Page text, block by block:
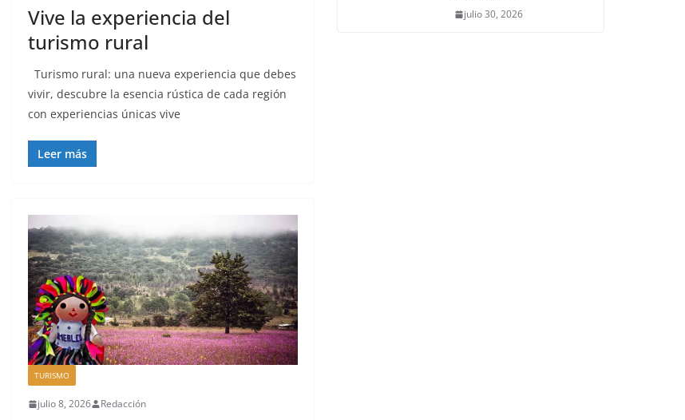
Vive la experiencia del
turismo rural
Turismo rural: una nueva experiencia que debes
vivir, descubre la esencia rústica de cada región
con experiencias únicas vive
Leer más
TURISMO
julio 8, 2026 Redacción
julio 30, 2026